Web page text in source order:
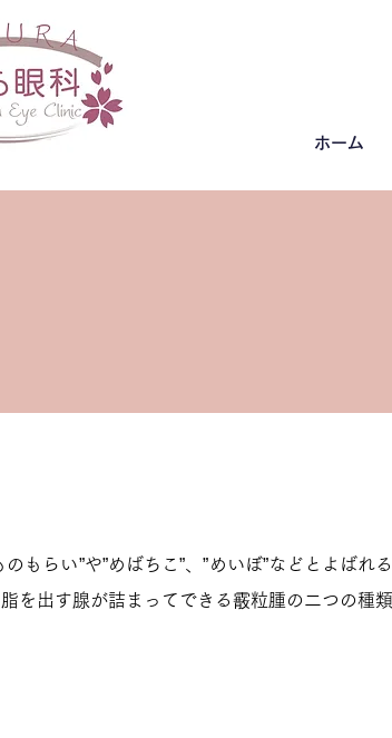
ホーム
のもらい”や”めばちこ”、”めいぼ”などとよば
脂を出す腺が詰まってできる霰粒腫の二つの種類